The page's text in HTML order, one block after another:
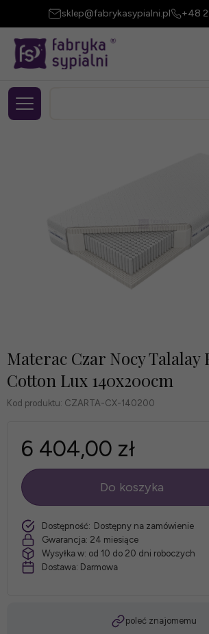
sklep@fabrykasypialni.pl +48
Materac Czar Nocy Talalay
Cotton Lux 140x200cm
Kod produktu: CZARTA-CX-140200
6 404,00 zł
szt.
Do koszyka
Dostępność: Dostępny na zamówienie
Gwarancja: 24 miesiące
Wysyłka w: od 10 do 20 dni roboczych
Dostawa: Darmowa
poleć znajomemu